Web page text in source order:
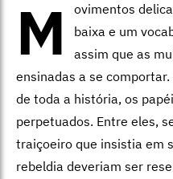
M
ovimentos
baixa e um
assim que as
ensinadas a se
de toda a história, os
perpetuados. Entre eles,
traiçoeiro que insistia em
rebeldia deveriam ser